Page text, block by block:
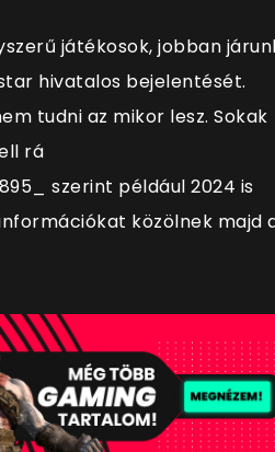
játékosok, jobban
hivatalos bejelentését.
tudni az mikor lesz. Sokak
rá
szerint például 2024 is
közölnek majd